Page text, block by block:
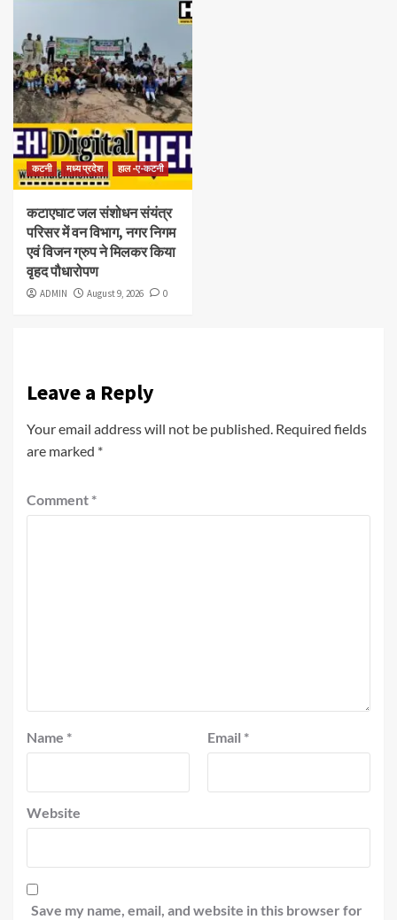
कटनी मध्य प्रदेश हाल -ए-कटनी
कटाएघाट जल संशोधन संयंत्र
परिसर में वन विभाग, नगर निगम
एवं विजन ग्रुप ने मिलकर किया
वृहद पौधारोपण
ADMIN August 9, 2026 0
Leave a Reply
Your email address will not be published. Required fields
are marked *
Comment *
Name * Email *
Website
Save my name, email, and website in this browser for